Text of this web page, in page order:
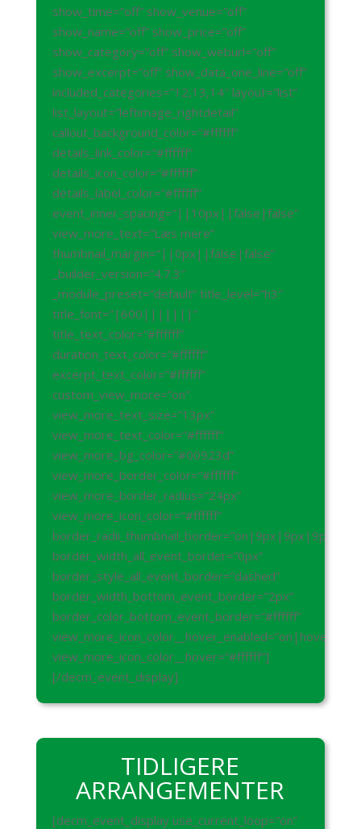
show_time=”off” show_venue=”off”
show_name=”off” show_price=”off”
show_category=”off” show_weburl=”off”
show_excerpt=”off” show_data_one_line=”off”
included_categories=”12,13,14″ layout=”list”
list_layout=”leftimage_rightdetail”
callout_background_color=”#ffffff”
details_link_color=”#ffffff”
details_icon_color=”#ffffff”
details_label_color=”#ffffff”
event_inner_spacing=”||10px||false|false”
view_more_text=”Læs mere”
thumbnail_margin=”||0px||false|false”
_builder_version=”4.7.3″
_module_preset=”default” title_level=”h3″
title_font=”|600|||||||”
title_text_color=”#ffffff”
duration_text_color=”#ffffff”
excerpt_text_color=”#ffffff”
custom_view_more=”on”
view_more_text_size=”13px”
view_more_text_color=”#ffffff”
view_more_bg_color=”#00923d”
view_more_border_color=”#ffffff”
view_more_border_radius=”24px”
view_more_icon_color=”#ffffff”
border_width_all_event_border=”0px”
border_style_all_event_border=”dashed”
border_width_bottom_event_border=”2px”
border_color_bottom_event_border=”#ffffff”
view_more_icon_color__hover_enabled=”on|hover”
view_more_icon_color__hover=”#ffffff”]
[/decm_event_display]
TIDLIGERE
ARRANGEMENTER
[decm_event_display use_current_loop=”on”